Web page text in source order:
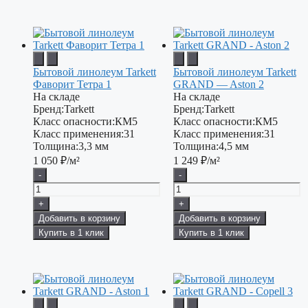
Бытовой линолеум Tarkett
Фаворит Тетра 1
На складе
Бренд:Tarkett
Класс опасности:КМ5
Класс применения:31
Толщина:3,3 мм
1 050 ₽/м²
-
+
Добавить в корзину
Купить в 1 клик
Бытовой линолеум Tarkett
GRAND — Aston 2
На складе
Бренд:Tarkett
Класс опасности:КМ5
Класс применения:31
Толщина:4,5 мм
1 249 ₽/м²
-
+
Добавить в корзину
Купить в 1 клик